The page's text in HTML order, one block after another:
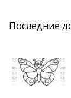
Последние